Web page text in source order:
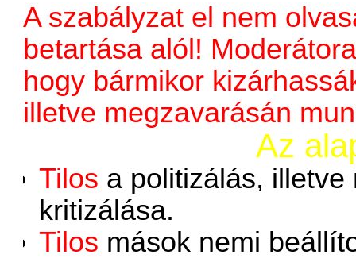
A szabályzat el nem
betartása alól!
hogy bármikor
illetve megzavarásán
Az
Tilos a politizálás,
kritizálása.
Tilos mások nemi